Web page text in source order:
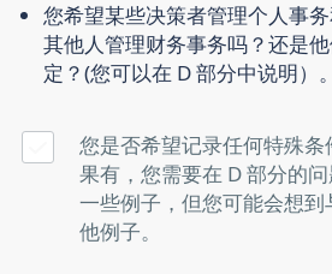
您希望某些决策者管理个人事
其他人管理财务事务吗？还是
定？(您可以在 D 部分中说明）。
您是否希望记录任何特殊
果有，您需要在 D 部分的
一些例子，但您可能会想
他例子。